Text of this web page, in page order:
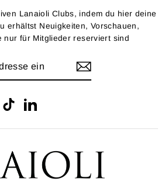
Lanaioli Clubs, indem du hier deine
erhältst Neuigkeiten, Vorschauen,
nur für Mitglieder reserviert sind
TikTokLinkedIn